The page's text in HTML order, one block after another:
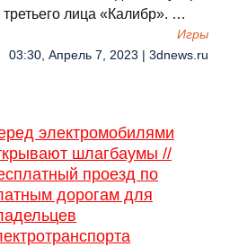
третьего лица «Калибр». …
Игры
03:30, Апрель 7, 2023 | 3dnews.ru
электромобилями
шлагбаумы //
проезд по
дорогам для